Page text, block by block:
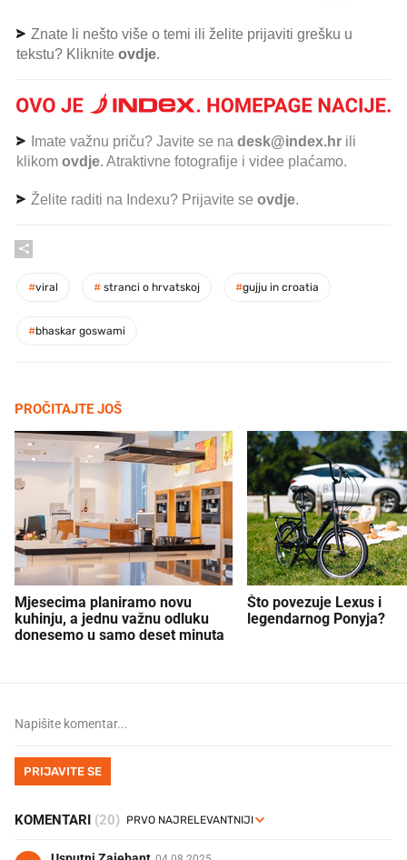
Znate li nešto više o temi ili želite prijaviti grešku u
tekstu? Kliknite ovdje.
Imate važnu priču? Javite se na desk@index.hr ili
klikom ovdje. Atraktivne fotografije i videe plaćamo.
Želite raditi na Indexu? Prijavite se ovdje.
#viral # stranci o hrvatskoj #gujju in croatia
#bhaskar goswami
PROČITAJTE JOŠ
Mjesecima planiramo novu
kuhinju, a jednu važnu odluku
donesemo u samo deset minuta
Što povezuje Lexus i
legendarnog Ponyja?
PRIJAVITE SE
KOMENTARI (20)